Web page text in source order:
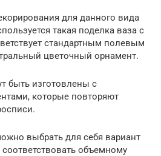
для данного вида
такая поделка ваза с
стандартным полевым
цветочный орнамент.
быть изготовлены с
которые повторяют
выбрать для себя вариант
объемному